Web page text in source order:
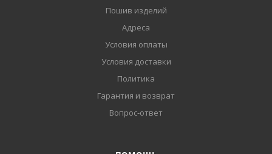
Пошив изделий
Адреса
Условия оплаты
Условия доставки
Политика
Гарантия и возврат
Вопрос-ответ